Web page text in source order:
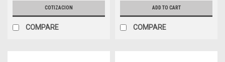
COTIZACION
COMPARE
8094, A6881321, A3745475,
A7403545, XG722, CT350453
ADD TO CART
COMPARE